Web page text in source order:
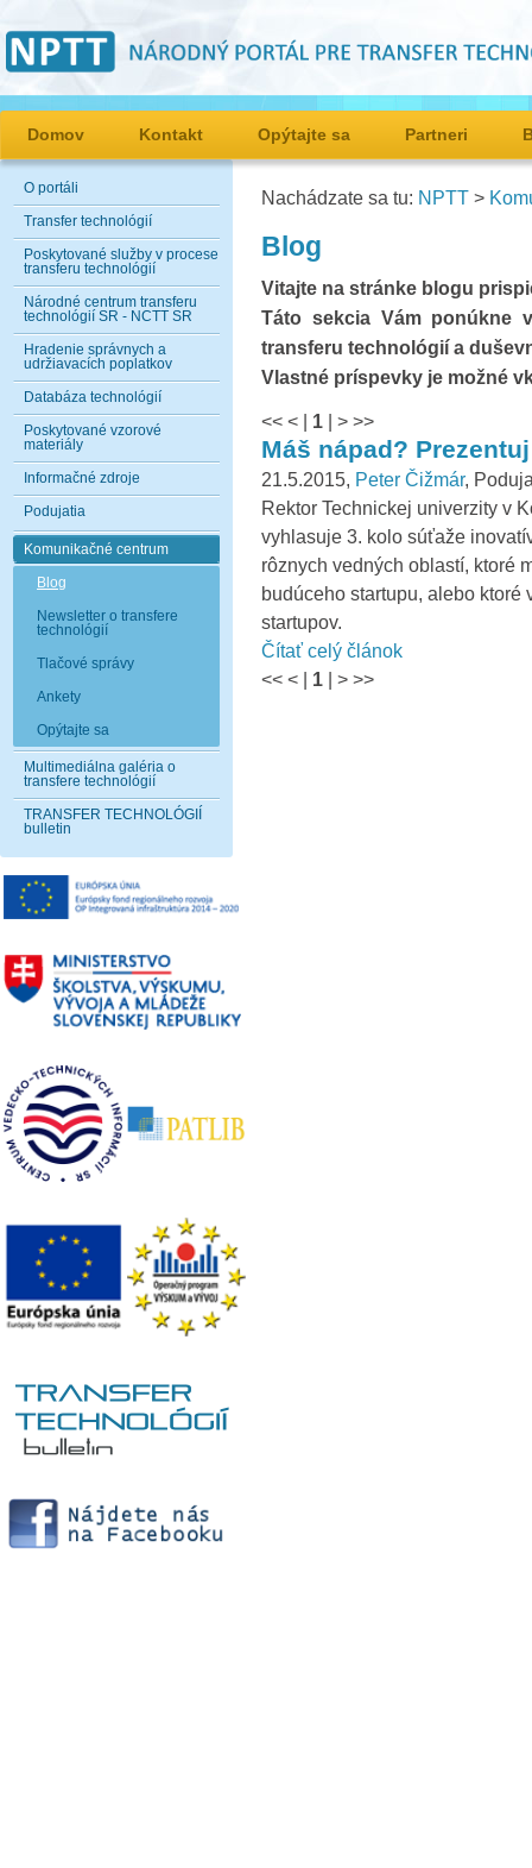
Domov Kontakt Opýtajte sa Partneri
O portáli
Transfer technológií
Poskytované služby v procese
transferu technológií
Národné centrum transferu
technológií SR - NCTT SR
Hradenie správnych a
udržiavacích poplatkov
Databáza technológií
Poskytované vzorové
materiály
Informačné zdroje
Podujatia
Komunikačné centrum
Blog
Newsletter o transfere
technológií
Tlačové správy
Ankety
Opýtajte sa
Multimediálna galéria o
transfere technológií
TRANSFER TECHNOLÓGIÍ
bulletin
Nachádzate sa tu: NPTT >
Blog
Vitajte na stránke blogu
Táto sekcia Vám ponúkne
transferu technológií a
Vlastné príspevky je možné
<< < | 1 | > >>
Máš nápad?
21.5.2015, Peter Čižmár,
Rektor Technickej univerzity v
vyhlasuje 3. kolo súťaže
rôznych vedných oblastí, ktoré
budúceho startupu, alebo
startupov.
Čítať celý článok
<< < | 1 | > >>